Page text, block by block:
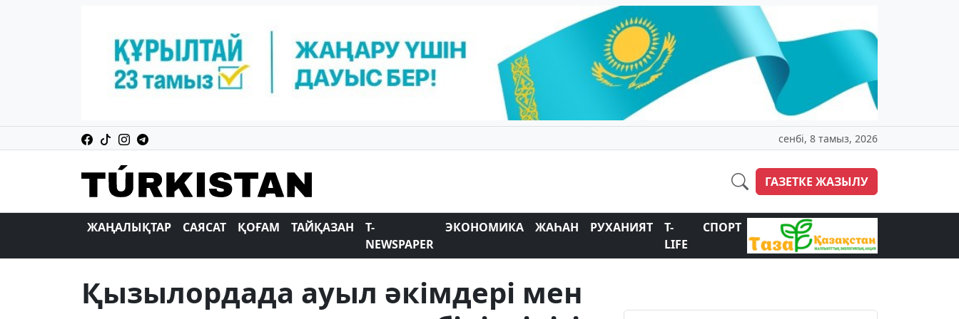
сенбі, 8 тамыз, 2026
ГАЗЕТКЕ ЖАЗЫЛУ
ЖАҢАЛЫҚТАР САЯСАТ ҚОҒАМ ТАЙҚАЗАН
T-
NEWSPAPER
ЭКОНОМИКА ЖАҺАН РУХАНИЯТ
T-
LIFE
СПОРТ
Қызылордада ауыл әкімдері мен